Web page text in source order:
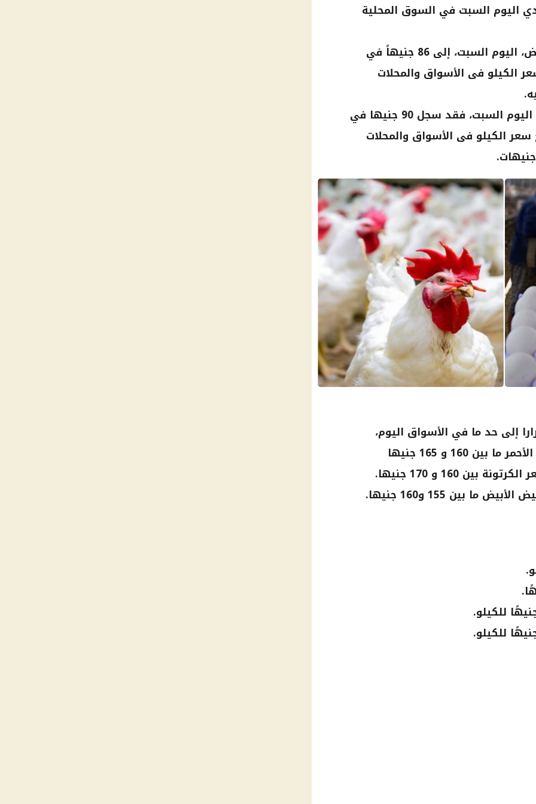
اليوم السبت في السوق المحلية
وصل سعر كيلو الدجاج الابيض، اليوم السبت، إلى 86 جنيهاً في
الكيلو فى الأسواق والمحلات
أما سعر كيلو دجاج الساسو اليوم السبت، فقد سجل 90 جنيها في
سعر الكيلو فى الأسواق والمحلات
إلى حد ما في الأسواق اليوم،
160 و 165 جنيها
160 و 170 جنيها.
بين 155 و160 جنيها.